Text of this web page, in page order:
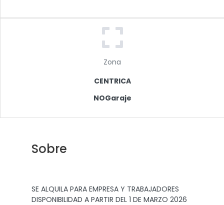
Zona
CENTRICA
NOGaraje
Sobre
SE ALQUILA PARA EMPRESA Y TRABAJADORES
DISPONIBILIDAD A PARTIR DEL 1 DE MARZO 2026